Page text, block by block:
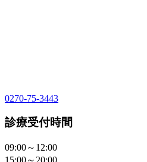
0270-75-3443
診療受付時間
09:00～12:00
15:00～20:00